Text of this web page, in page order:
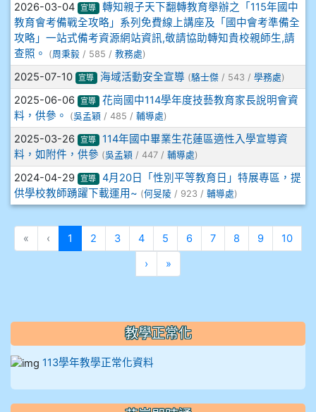
910溫婕伶
911王祉傑
911張 婷
912彭子宸
914王苡澄
2026-03-04 宣導
轉知親子天下翻轉教育舉辦之「115年國中
教育會考備戰全攻略」系列免費線上講座及「國中會考準備全
攻略」一站式備考資源網站資訊,敬請協助轉知貴校親師生,請
查照。
(周秉毅 / 585 / 教務處)
2025-07-10 宣導 海域活動安全宣導 (駱士傑/ 543 / 學務處)
2025-06-06 宣導
花崗國中114學年度技藝教育家長說明會資
料，供參。
(吳孟穎 / 485 / 輔導處)
2025-03-26 宣導
114年國中畢業生花蓮區適性入學宣導資
料，如附件，供參 (吳孟穎 / 447 / 輔導處)
2024-04-29 宣導
4月20日「性別平等教育日」特展專區，提
供學校教師踴躍下載運用~ (何旻陵 / 923 / 輔導處)
« ‹ 1 (目前頁次)
2 3 4 5 6 7 8 9
10
›下一頁
»最後頁
教學正常化
113學年教學正常化資料